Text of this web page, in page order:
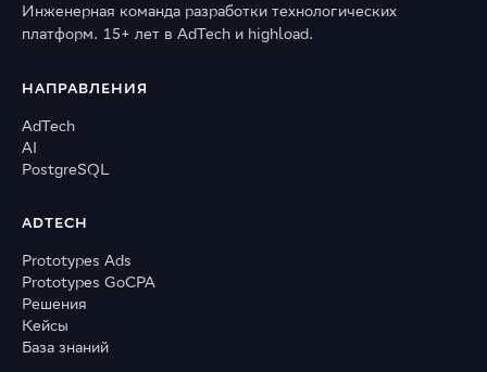
Инженерная команда разработки технологических
платформ. 15+ лет в AdTech и highload.
НАПРАВЛЕНИЯ
AdTech
AI
PostgreSQL
ADTECH
Prototypes Ads
Prototypes GoCPA
Решения
Кейсы
База знаний